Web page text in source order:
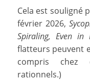
Cela est souligné
février 2026,
Spiraling, Even in
flatteurs peuvent
compris chez
rationnels.)